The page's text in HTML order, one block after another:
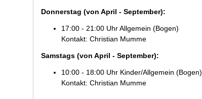
Donnerstag (von April - September):
17:00 - 21:00 Uhr Allgemein (Bogen)
Kontakt: Christian Mumme
Samstags (von April - September):
10:00 - 18:00 Uhr Kinder/Allgemein (Bogen)
Kontakt: Christian Mumme